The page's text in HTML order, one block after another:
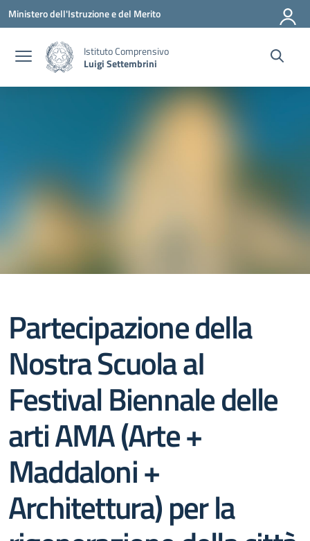
Vai ai contenuti
Vai al menu di navigazione
Vai al footer
Ministero dell'Istruzione e del Merito
Istituto Comprensivo
Luigi Settembrini
Partecipazione della
Nostra Scuola aI
Festival Biennale delle
arti AMA (Arte +
Maddaloni +
Architettura) per la